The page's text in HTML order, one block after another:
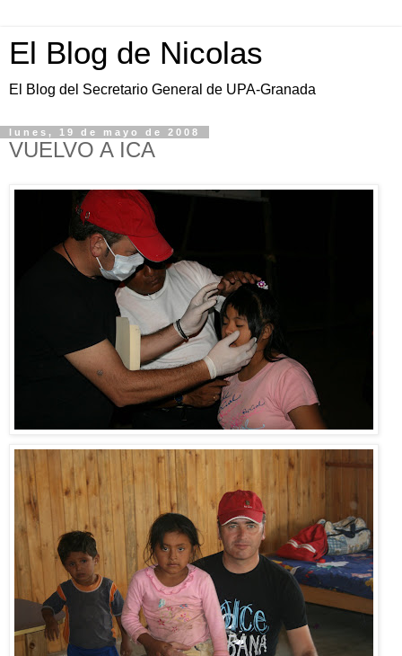
El Blog de Nicolas
El Blog del Secretario General de UPA-Granada
lunes, 19 de mayo de 2008
VUELVO A ICA